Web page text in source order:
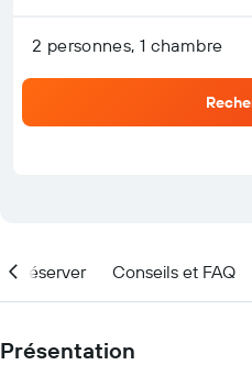
2 personnes, 1 chambre
réserver Conseils et FAQ
Présentation